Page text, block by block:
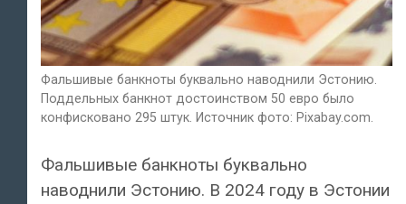
Фальшивые банкноты буквально наводнили Эстонию.
Поддельных банкнот достоинством 50 евро было
конфисковано 295 штук. Источник фото: Pixabay.com.
Фальшивые банкноты буквально
наводнили Эстонию. В 2024 году в Эстонии